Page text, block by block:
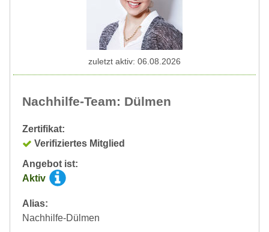
Nachhilfe-Team: Dülmen
Zertifikat:
Verifiziertes Mitglied
Angebot ist:
Aktiv
Alias:
Nachhilfe-Dülmen
zuletzt aktiv: 06.08.2026